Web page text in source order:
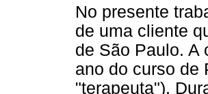
No presente
de uma cliente
de São Paulo. A
ano do curso de
"terapeuta").